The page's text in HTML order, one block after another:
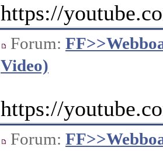
https://
Forum:
Video)
https://
Forum: